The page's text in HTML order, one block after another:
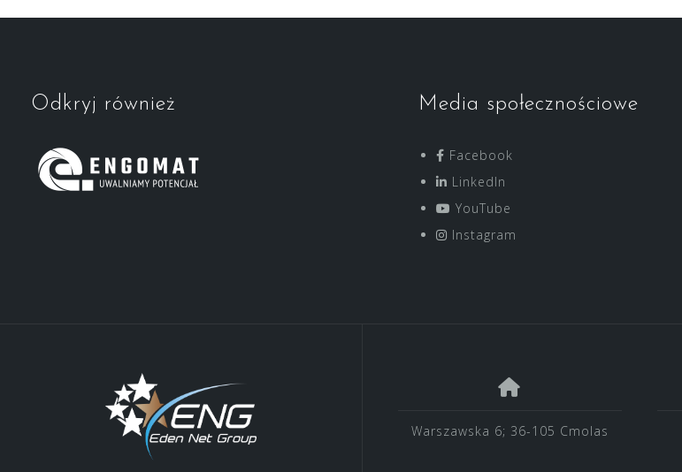
Odkryj również Media społecznościowe
Facebook
LinkedIn
YouTube
Instagram
Warszawska 6; 36-105 Cmolas